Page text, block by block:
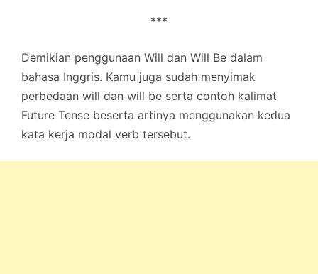
***
Demikian penggunaan Will dan Will Be dalam
bahasa Inggris. Kamu juga sudah menyimak
perbedaan will dan will be serta contoh kalimat
Future Tense beserta artinya menggunakan kedua
kata kerja modal verb tersebut.